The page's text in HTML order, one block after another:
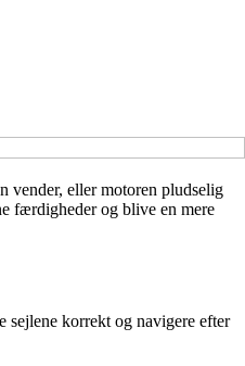
vender, eller motoren pludselig
færdigheder og blive en mere
korrekt og navigere efter